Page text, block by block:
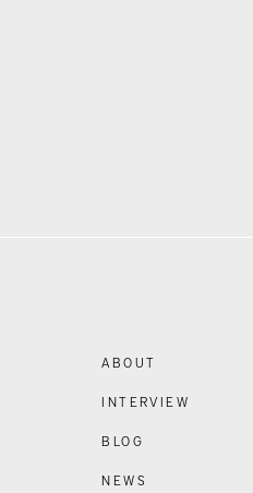
ABOUT
INTERVIEW
BLOG
NEWS